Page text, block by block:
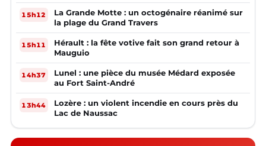
la mairie ?
15h12
La Grande Motte : un octogénaire réanimé sur
la plage du Grand Travers
15h11
Hérault : la fête votive fait son grand retour à
Mauguio
14h37
Lunel : une pièce du musée Médard exposée
au Fort Saint-André
13h44
Lozère : un violent incendie en cours près du
Lac de Naussac